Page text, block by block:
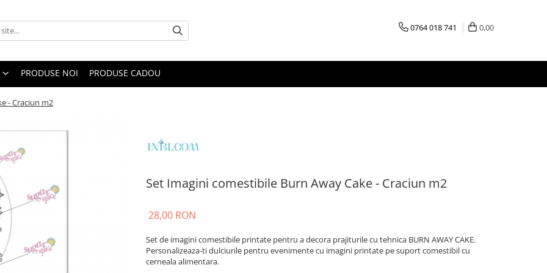
0764 018 741 0,00
PRODUSE NOI PRODUSE CADOU
- Craciun m2
Set Imagini comestibile Burn Away Cake - Craciun m2
28,00 RON
Set de imagini comestibile printate pentru a decora prajiturile cu tehnica BURN AWAY CAKE.
Personalizeaza-ti dulciurile pentru evenimente cu imagini printate pe suport comestibil cu
cerneala alimentara.